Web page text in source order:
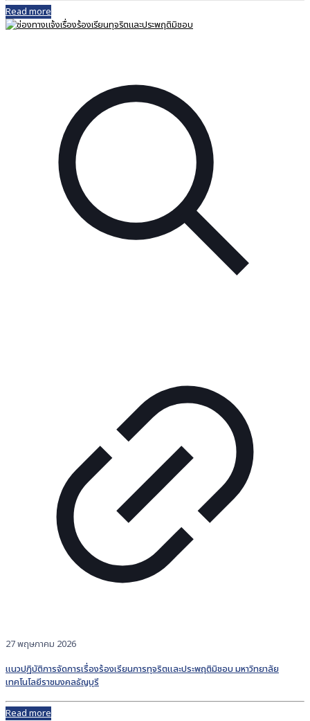
Read more
27 พฤษภาคม 2026
แนวปฏิบัติการจัดการเรื่องร้องเรียนการทุจริตและประพฤติมิชอบ มหาวิทยาลัย
เทคโนโลยีราชมงคลธัญบุรี
Read more